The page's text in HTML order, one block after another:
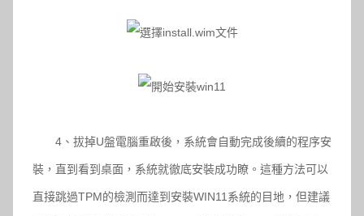
4、拔掉U盤電腦重啟後，系統會自動完成後續的程序安
裝，直到看到桌面，系統就徹底安裝成功瞭。這種方法可以
直接跳過TPM的檢測而達到安裝WIN11系統的目地，但建議